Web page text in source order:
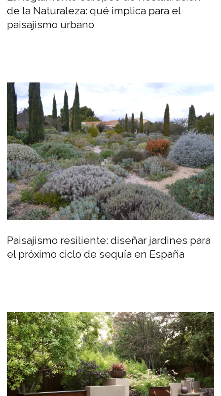
de la Naturaleza: qué implica para el
paisajismo urbano
Paisajismo resiliente: diseñar jardines para
el próximo ciclo de sequía en España